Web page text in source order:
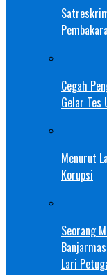
Cegah
Gelar Tes
Menurut
Korupsi
Seorang
Lari